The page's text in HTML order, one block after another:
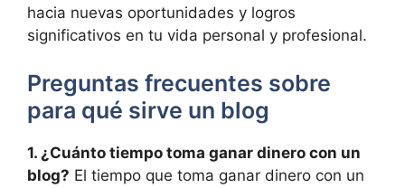
hacia nuevas oportunidades y logros
significativos en tu vida personal y profesional.
Preguntas frecuentes sobre
para qué sirve un blog
1. ¿Cuánto tiempo toma ganar dinero con un
blog? El tiempo que toma ganar dinero con un